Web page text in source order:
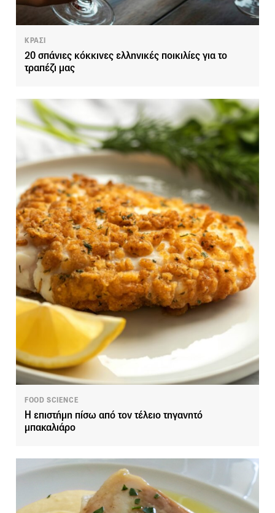
ΚΡΑΣΙ
20 σπάνιες κόκκινες ελληνικές ποικιλίες για το
τραπέζι μας
FOOD SCIENCE
Η επιστήμη πίσω από τον τέλειο τηγανητό
μπακαλιάρο